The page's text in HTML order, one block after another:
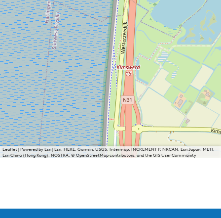
Leaflet|Powered by Esri | Esri, HERE, Garmin, USGS, Intermap, INCREMENT P, NRCAN, Esri Japan, METI,
Esri China (Hong Kong), NOSTRA, © OpenStreetMap contributors, and the GIS User Community